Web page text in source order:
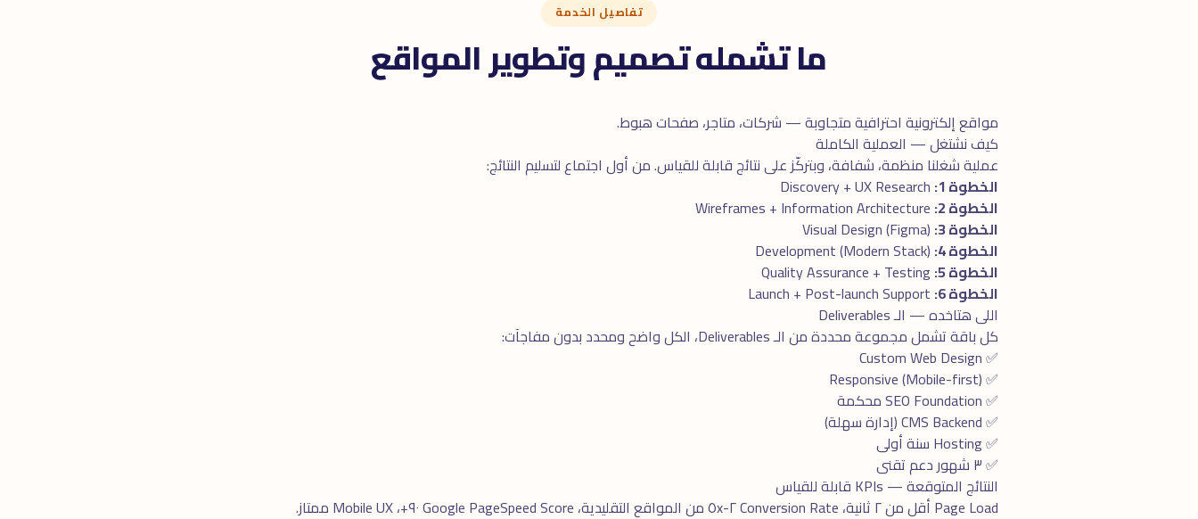
تفاصيل الخدمة
ما تشمله تصميم وتطوير المواقع
مواقع إلكترونية احترافية متجاوبة — شركات، متاجر، صفحات هبوط.
كيف نشتغل — العملية الكاملة
عملية شغلنا منظمة، شفافة، وبتركّز على نتائج قابلة للقياس. من أول اجتماع لتسليم النتائج:
الخطوة 1:
الخطوة 2:
الخطوة 3:
الخطوة 4:
الخطوة 5:
الخطوة 6:
اللى هتاخده — الـ Deliverables
كل باقة تشمل مجموعة محددة من الـ Deliverables، الكل واضح ومحدد بدون مفاجآت:
✅ Custom Web Design
✅ Responsive (Mobile-first)
✅ SEO Foundation محكمة
✅ CMS Backend (إدارة سهلة)
✅ Hosting سنة أولى
✅ ٣ شهور دعم تقنى
النتائج المتوقعة — KPIs قابلة للقياس
Page Load أقل من ٢ ثانية، Conversion Rate ٢-٥x من المواقع التقليدية، Google PageSpeed Score ٩٠+، Mobile UX ممتاز.